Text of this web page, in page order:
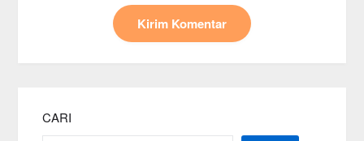
CARI